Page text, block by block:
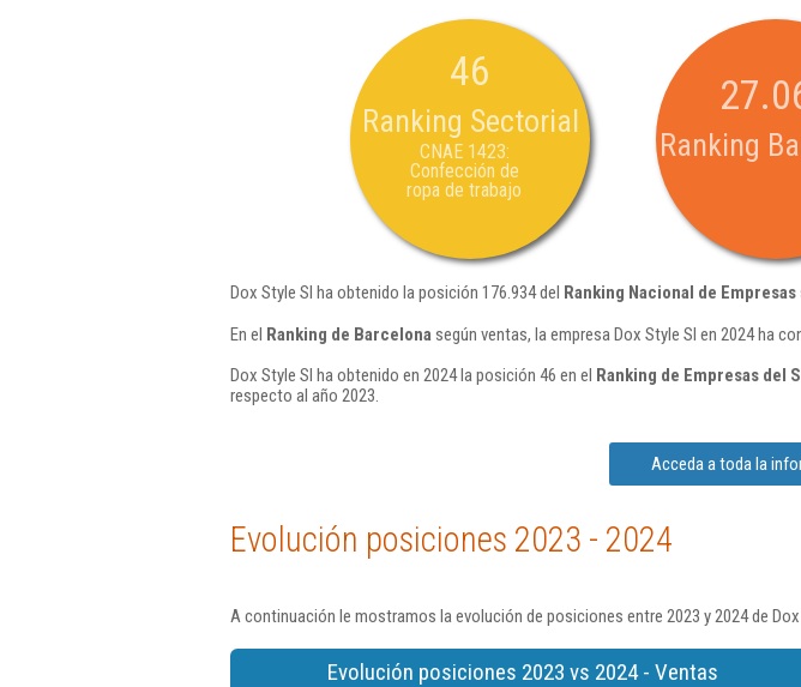
46
Ranking Sectorial
CNAE 1423:
Confección de
ropa de trabajo
Ranking
Dox Style Sl ha obtenido la posición 176.934 del Ranking Nacional de Empresas
En el Ranking de Barcelona según ventas, la empresa Dox Style Sl en 2024 ha
Dox Style Sl ha obtenido en 2024 la posición 46 en el Ranking de Empresas del
respecto al año 2023.
Acceda a toda la
Evolución posiciones 2023 - 2024
A continuación le mostramos la evolución de posiciones entre 2023 y 2024 de
Evolución posiciones 2023 vs 2024 - Ventas